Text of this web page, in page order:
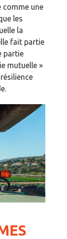
comme une
les
la
fait partie
partie
mutuelle »